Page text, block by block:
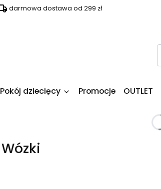
darmowa dostawa od 299 zł
Pokój dziecięcy Promocje OUTLET
Wózki